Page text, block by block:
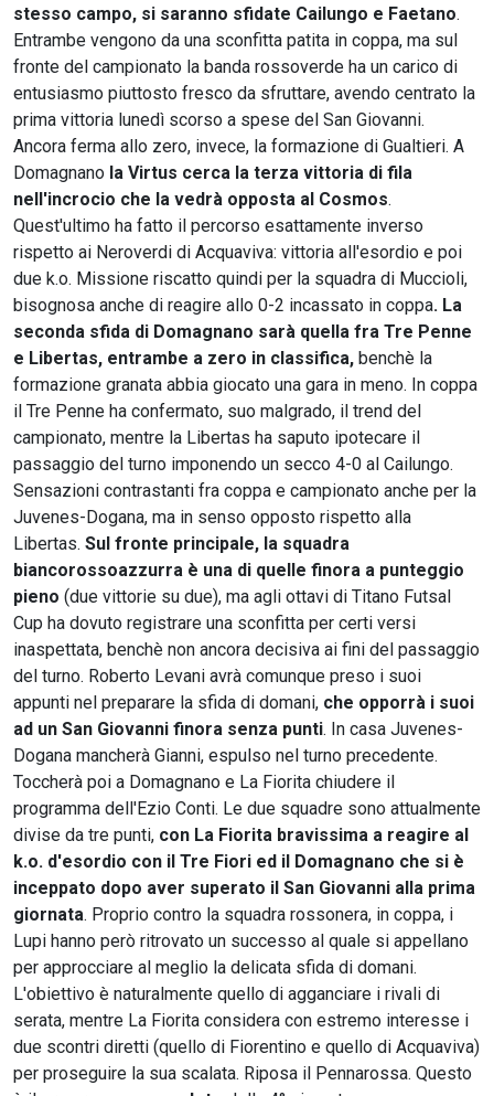
stesso campo, si saranno sfidate Cailungo e Faetano.
Entrambe vengono da una sconfitta patita in coppa, ma sul
fronte del campionato la banda rossoverde ha un carico di
entusiasmo piuttosto fresco da sfruttare, avendo centrato la
prima vittoria lunedì scorso a spese del San Giovanni.
Ancora ferma allo zero, invece, la formazione di Gualtieri. A
Domagnano la Virtus cerca la terza vittoria di fila
nell'incrocio che la vedrà opposta al Cosmos.
Quest'ultimo ha fatto il percorso esattamente inverso
rispetto ai Neroverdi di Acquaviva: vittoria all'esordio e poi
due k.o. Missione riscatto quindi per la squadra di Muccioli,
bisognosa anche di reagire allo 0-2 incassato in coppa. La
seconda sfida di Domagnano sarà quella fra Tre Penne
e Libertas, entrambe a zero in classifica, benchè la
formazione granata abbia giocato una gara in meno. In coppa
il Tre Penne ha confermato, suo malgrado, il trend del
campionato, mentre la Libertas ha saputo ipotecare il
passaggio del turno imponendo un secco 4-0 al Cailungo.
Sensazioni contrastanti fra coppa e campionato anche per la
Juvenes-Dogana, ma in senso opposto rispetto alla
Libertas. Sul fronte principale, la squadra
biancorossoazzurra è una di quelle finora a punteggio
pieno (due vittorie su due), ma agli ottavi di Titano Futsal
Cup ha dovuto registrare una sconfitta per certi versi
inaspettata, benchè non ancora decisiva ai fini del passaggio
del turno. Roberto Levani avrà comunque preso i suoi
appunti nel preparare la sfida di domani, che opporrà i suoi
ad un San Giovanni finora senza punti. In casa Juvenes-
Dogana mancherà Gianni, espulso nel turno precedente.
Toccherà poi a Domagnano e La Fiorita chiudere il
programma dell'Ezio Conti. Le due squadre sono attualmente
divise da tre punti, con La Fiorita bravissima a reagire al
k.o. d'esordio con il Tre Fiori ed il Domagnano che si è
inceppato dopo aver superato il San Giovanni alla prima
giornata. Proprio contro la squadra rossonera, in coppa, i
Lupi hanno però ritrovato un successo al quale si appellano
per approcciare al meglio la delicata sfida di domani.
L'obiettivo è naturalmente quello di agganciare i rivali di
serata, mentre La Fiorita considera con estremo interesse i
due scontri diretti (quello di Fiorentino e quello di Acquaviva)
per proseguire la sua scalata. Riposa il Pennarossa. Questo